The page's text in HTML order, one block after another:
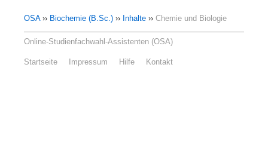
OSA›› Biochemie (B.Sc.) ›› Inhalte ›› Chemie und Biologie
Online-Studienfachwahl-Assistenten (OSA)
Startseite Impressum Hilfe Kontakt